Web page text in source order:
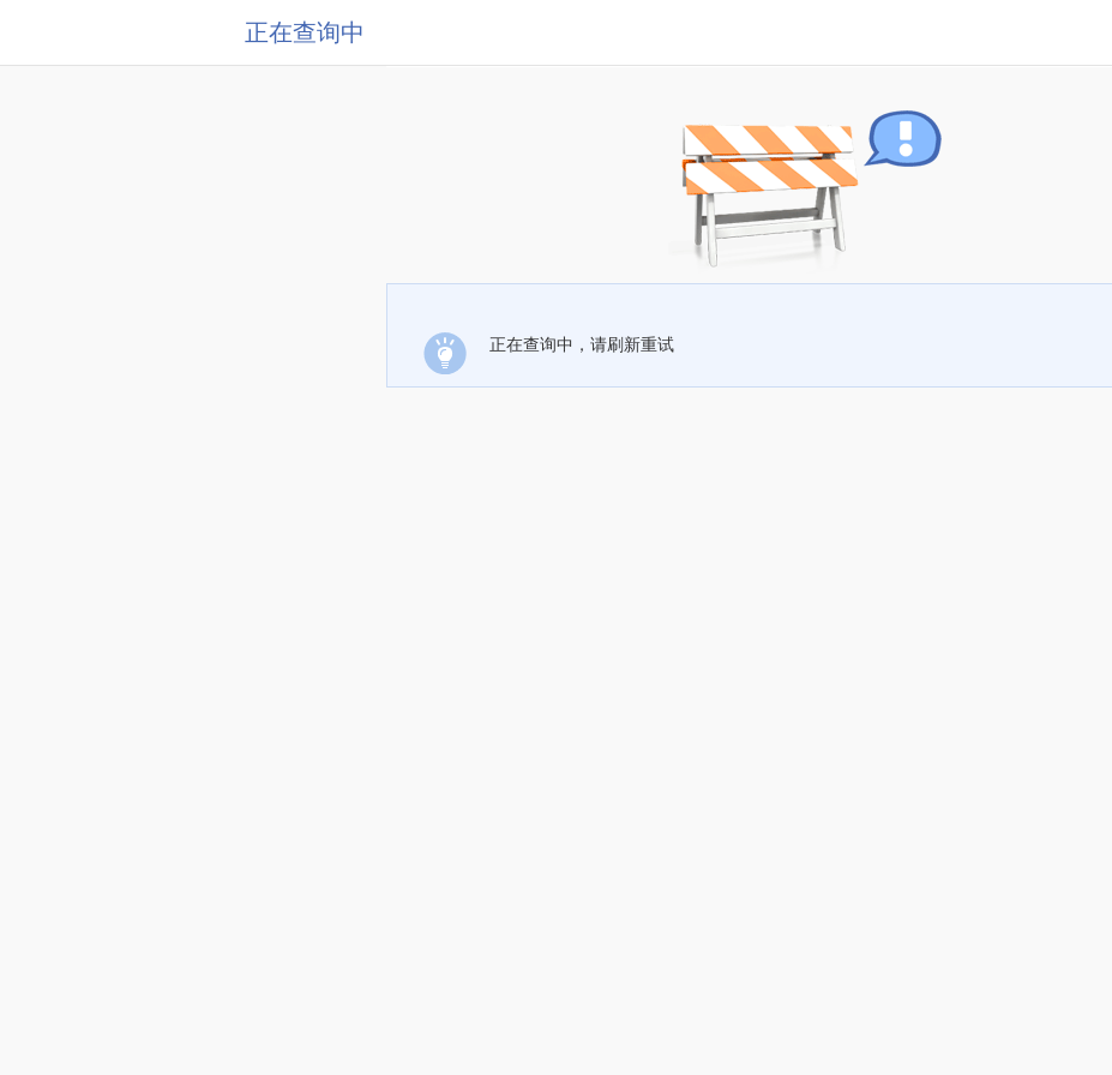
正在查询中
正在查询中，请刷新重试